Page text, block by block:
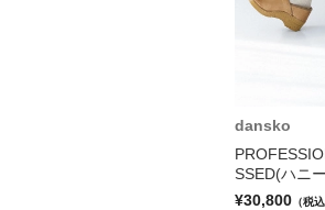
dansko
SSED(ハニ
¥30,800 （税込